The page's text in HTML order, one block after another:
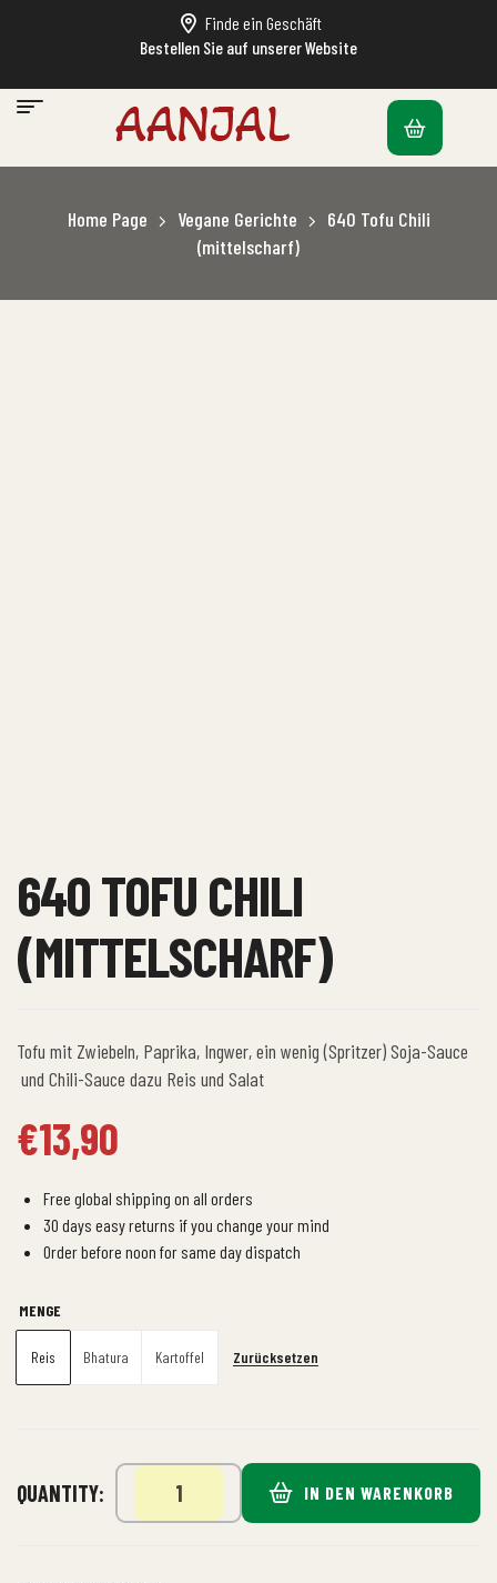
Finde ein Geschäft
Bestellen Sie auf unserer Website
Home Page Vegane Gerichte
640 Tofu Chili
(mittelscharf)
640 TOFU CHILI
(MITTELSCHARF)
Tofu mit Zwiebeln, Paprika, Ingwer, ein wenig (Spritzer) Soja-Sauce
und Chili-Sauce dazu Reis und Salat
€13,90
Free global shipping on all orders
30 days easy returns if you change your mind
Order before noon for same day dispatch
MENGE
Reis Bhatura Kartoffel Zurücksetzen
QUANTITY: IN DEN WARENKORB